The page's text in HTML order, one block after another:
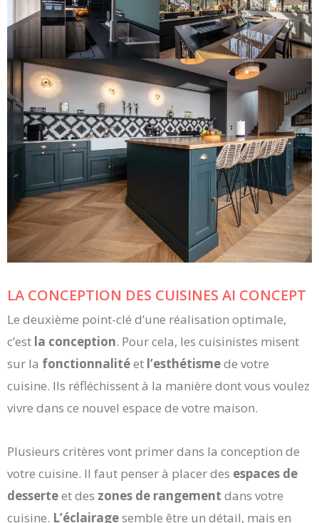
LA CONCEPTION DES CUISINES AI CONCEPT
Le deuxième point-clé d’une réalisation optimale,
c’est la conception. Pour cela, les cuisinistes misent
sur la fonctionnalitéet l’esthétismede votre
cuisine. Ils réfléchissent à la manière dont vous voulez
vivre dans ce nouvel espace de votre maison.
Plusieurs critères vont primer dans la conception de
votre cuisine. Il faut penser à placer des espaces de
desserteet des zones de rangement dans votre
cuisine. L’éclairagesemble être un détail, mais en